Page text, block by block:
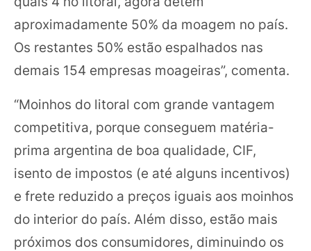
aproximadamente 50% da moagem no país.
Os restantes 50% estão espalhados nas
demais 154 empresas moageiras”, comenta.
“Moinhos do litoral com grande vantagem
competitiva, porque conseguem matéria-
prima argentina de boa qualidade, CIF,
isento de impostos (e até alguns incentivos)
e frete reduzido a preços iguais aos moinhos
do interior do país. Além disso, estão mais
próximos dos consumidores, diminuindo os